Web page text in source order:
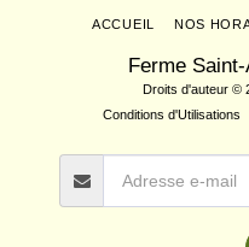
Ferme
Droits d'auteur ©
Conditions d'Utilisations
ACCUEIL NOS